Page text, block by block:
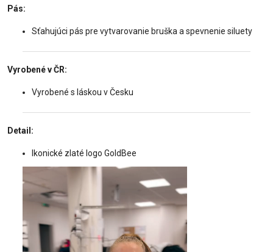
Pás:
Sťahujúci pás pre vytvarovanie bruška a spevnenie siluety
Vyrobené v ČR:
Vyrobené s láskou v Česku
Detail:
Ikonické zlaté logo GoldBee